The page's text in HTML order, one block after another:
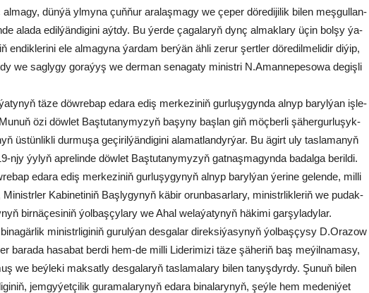
dün­ýä yl­my­na çuň­ňur ara­laş­ma­gy we çe­per dö­re­di­ji­lik bi­len meş­gul­lan­
ala­da edil­ýän­di­gi­ni aýt­dy. Bu ýer­de ça­ga­la­ryň dynç al­mak­la­ry üçin bol­şy ýa­
en­dik­le­ri­ni ele al­ma­gy­na ýar­dam ber­ýän äh­li ze­rur şert­ler dö­re­dil­me­li­dir di­ýip,
we sag­ly­gy go­ra­ýyş we der­man se­na­ga­ty mi­nist­ri N.Aman­ne­pe­so­wa de­giş­li
tä­ze döw­re­bap eda­ra ediş mer­ke­zi­niň gur­lu­şy­gyn­da al­nyp ba­ryl­ýan iş­le­
özi döw­let Baş­tu­ta­ny­my­zyň ba­şy­ny baş­lan giň möç­ber­li şä­her­gur­lu­şyk-
üs­tün­lik­li dur­mu­şa ge­çi­ril­ýän­di­gi­ni ala­mat­lan­dyr­ýar. Bu ägirt uly tas­la­ma­nyň
njy ýy­lyň ap­re­lin­de döw­let Baştutanymyzyň gat­naş­ma­gyn­da ba­dal­ga be­ril­di.
eda­ra ediş mer­ke­zi­niň gur­lu­şy­gy­nyň al­nyp ba­ryl­ýan ýe­ri­ne ge­len­de, mil­li
Ka­bi­ne­ti­niň Baş­ly­gy­nyň kä­bir orun­ba­sar­la­ry, mi­nistr­lik­le­riň we pu­dak­
bir­nä­çe­si­niň ýol­baş­çy­la­ry we Ahal we­la­ýa­ty­nyň hä­ki­mi gar­şy­la­dy­lar.
mi­nistr­li­gi­niň gu­rul­ýan des­ga­lar di­rek­si­ýa­sy­nyň ýol­baş­çy­sy D.Ora­zow
ba­ra­da ha­sa­bat ber­di hem-de mil­li Li­de­ri­mi­zi tä­ze şä­he­riň baş me­ýil­na­ma­sy,
we beý­le­ki mak­sat­ly des­ga­la­ryň tas­la­ma­la­ry bi­len ta­nyş­dyr­dy. Şu­nuň bi­len
jem­gy­ýet­çi­lik gu­ra­ma­la­ry­nyň eda­ra bi­na­la­ry­nyň, şeý­le hem me­de­ni­ýet